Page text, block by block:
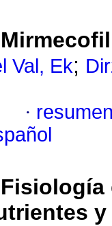
Val, Ek;
·
Fisiología